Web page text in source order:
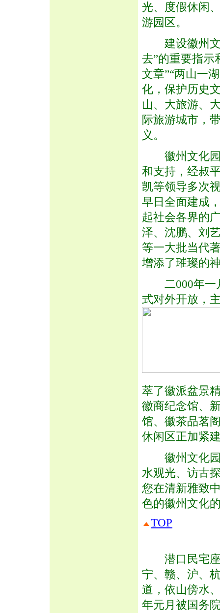
光、度假休闲
游园区。
建设徽州文
去”的重要指示
文章”“两山一
化，保护历史
山、大旅游、
际旅游城市，
义。
徽州文化园
和支持，经叔
凯等领导多次
早日全面建成
起社会各界的
泽、沈鹏、刘
等一大批当代
增添了璀璨的
二000年一月
式对外开放，
萃了徽派盆景
徽商纪念馆、
馆、徽茶品茗
休闲区正加紧
徽州文化园
水观光、访古
您在清新雅致
色的徽州文化
TOP
潜口民宅座
宁、赣、沪、
道，依山傍水
年元月被国务